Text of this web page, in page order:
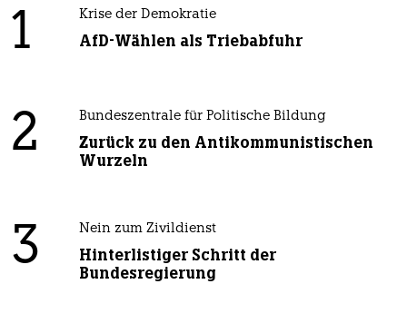
1 Krise der Demokratie
AfD-Wählen als Triebabfuhr
2 Bundeszentrale für Politische Bildung
Zurück zu den Antikommunistischen
Wurzeln
3 Nein zum Zivildienst
Hinterlistiger Schritt der
Bundesregierung